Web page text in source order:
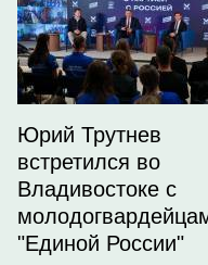
Юрий Трутнев
встретился во
Владивостоке с
"Единой России"